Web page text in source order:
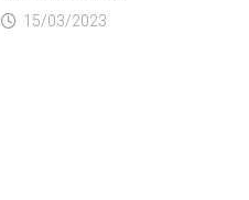
15/03/2023